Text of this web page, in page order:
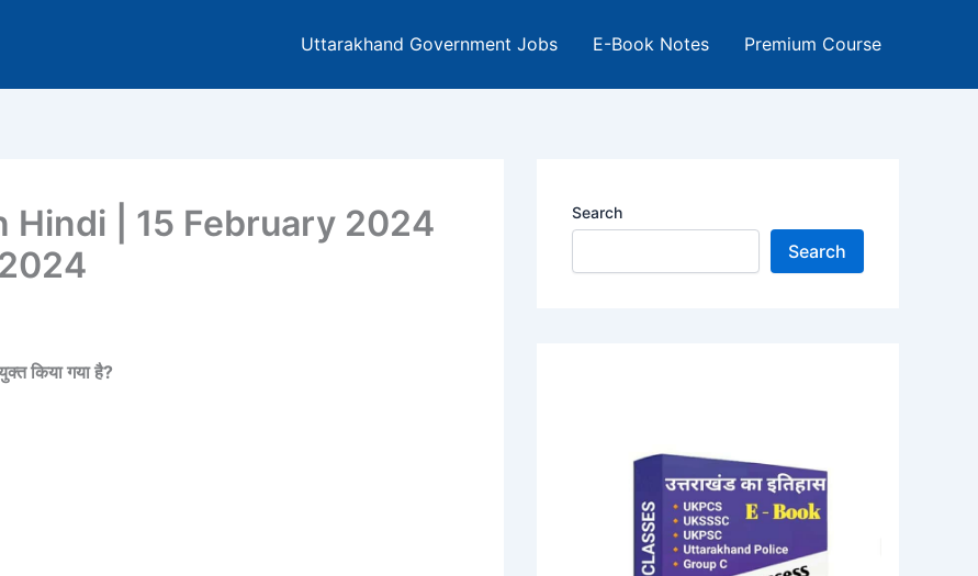
Uttarakhand Government Jobs E-Book Notes Premium Course
Hindi | 15 February 2024
किया गया है?
Search
Search